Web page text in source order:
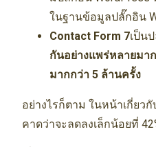
ในฐานข้อมูลปลั๊กอิน
Contact Form 7เป็น
กันอย่างแพร่หลายมา
มากกว่า 5 ล้านครั้ง
อย่างไรก็ตาม ในหน้าเกี่ยวกั
คาดว่าจะลดลงเล็กน้อยที่